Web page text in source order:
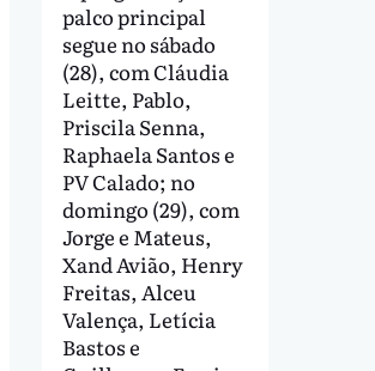
palco principal
segue no sábado
(28), com Cláudia
Leitte, Pablo,
Priscila Senna,
Raphaela Santos e
PV Calado; no
domingo (29), com
Jorge e Mateus,
Xand Avião, Henry
Freitas, Alceu
Valença, Letícia
Bastos e